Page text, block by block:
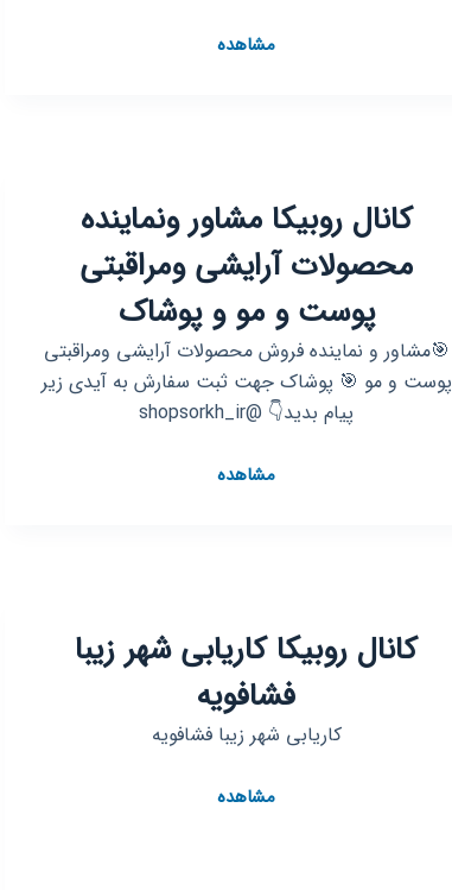
مشاهدهکانال
زیبایی
👌🏻
کانال روبیکا مشاور ونماینده
محصولات آرایشی ومراقبتی
پوست و مو و پوشاک
🎯مشاور و نماینده فروش محصولات آرایشی ومراقبتی
پوست و مو 🎯 پوشاک جهت ثبت سفارش به آیدی زیر
پیام بدید👇 @shopsorkh_ir
مشاهدهکانال
ومراقبتی
پوست
و
مو
کانال روبیکا کاریابی شهر زیبا
فشافویه
کاریابی شهر زیبا فشافویه
مشاهدهکانال